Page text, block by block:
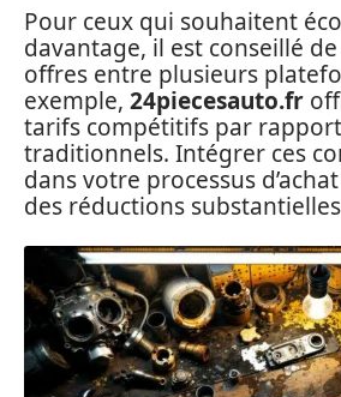
Pour ceux qui souhaitent
davantage, il est conseillé
offres entre plusieurs
exemple, 24piecesauto.fr
tarifs compétitifs par
traditionnels. Intégrer ces
dans votre processus
des réductions